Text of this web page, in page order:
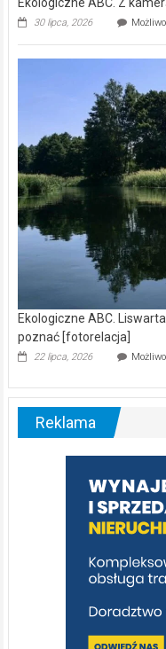
Ekologiczne ABC. Z
30 lipca, 2026
Ekologiczne ABC.
poznać [fotorelacja]
22 lipca, 2026
Reklama